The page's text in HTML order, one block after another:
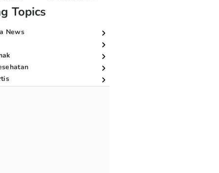
Topics
News